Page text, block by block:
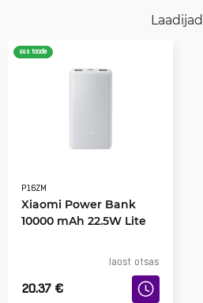
Laadijad
uus toode
P16ZM
Xiaomi Power Bank
10000 mAh 22.5W Lite
laost otsas
20.37 €